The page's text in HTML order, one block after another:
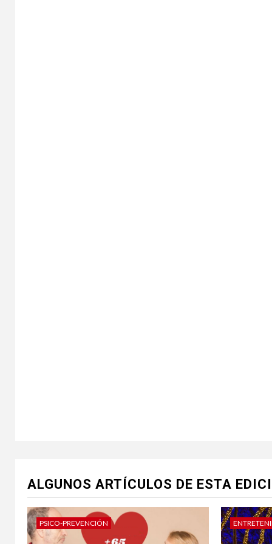
ALGUNOS ARTÍCULOS DE ESTA
PSICO-PREVENCIÓN